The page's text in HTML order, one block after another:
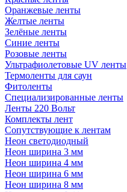
Оранжевые ленты
Желтые ленты
Зелёные ленты
Синие ленты
Розовые ленты
Ультрафиолетовые UV ленты
Термоленты для саун
Фитоленты
Специализированные ленты
Ленты 220 Вольт
Комплекты лент
Сопутствующие к лентам
Неон светодиодный
Неон ширина 3 мм
Неон ширина 4 мм
Неон ширина 6 мм
Неон ширина 8 мм